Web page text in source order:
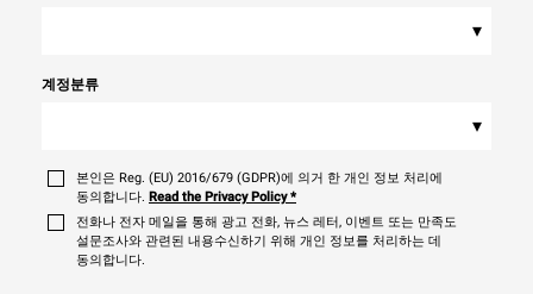
▾
계정분류
▾
본인은 Reg. (EU) 2016/679 (GDPR)에 의거 한 개인 정보 처리에
동의합니다. Read the Privacy Policy*
전화나 전자 메일을 통해 광고 전화, 뉴스 레터, 이벤트 또는 만족도
설문조사와 관련된 내용수신하기 위해 개인 정보를 처리하는 데
동의합니다.